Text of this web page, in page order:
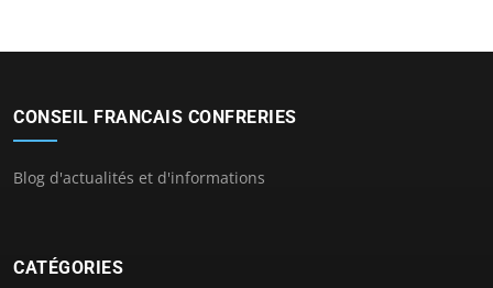
CONSEIL FRANCAIS CONFRERIES
Blog d'actualités et d'informations
CATÉGORIES